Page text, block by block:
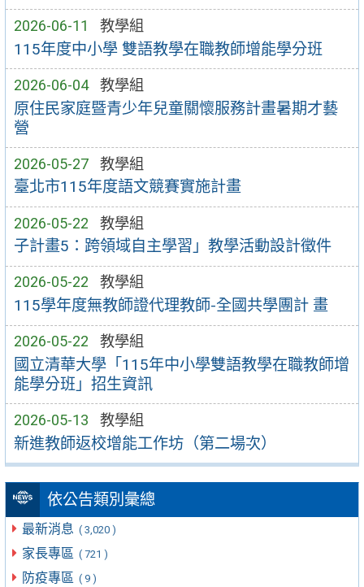
2026-06-11 教學組
115年度中小學 雙語教學在職教師增能學分班
2026-06-04 教學組
原住民家庭暨青少年兒童關懷服務計畫暑期才藝
營
2026-05-27 教學組
臺北市115年度語文競賽實施計畫
2026-05-22 教學組
子計畫5：跨領域自主學習」教學活動設計徵件
2026-05-22 教學組
115學年度無教師證代理教師-全國共學團計 畫
2026-05-22 教學組
國立清華大學「115年中小學雙語教學在職教師增
能學分班」招生資訊
2026-05-13 教學組
新進教師返校增能工作坊（第二場次）
依公告類別彙總
最新消息 ( 3,020 )
家長專區 ( 721 )
防疫專區 ( 9 )